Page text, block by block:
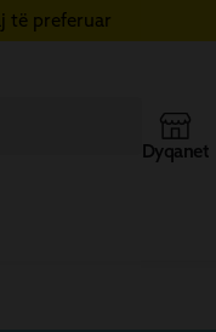
të preferuar
Dyqanet